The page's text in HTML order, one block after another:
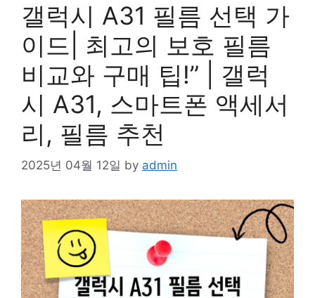
갤럭시 A31 필름 선택 가
이드| 최고의 보호 필름
비교와 구매 팁!” | 갤럭
시 A31, 스마트폰 액세서
리, 필름 추천
2025년 04월 12일 by admin